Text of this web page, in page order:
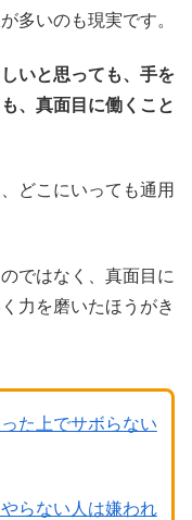
多いのも現実です。
いと思っても、手を
、真面目に働くこと
どこにいっても通用
ではなく、真面目に
力を磨いたほうがき
た上でサボらない
らない人は嫌われ